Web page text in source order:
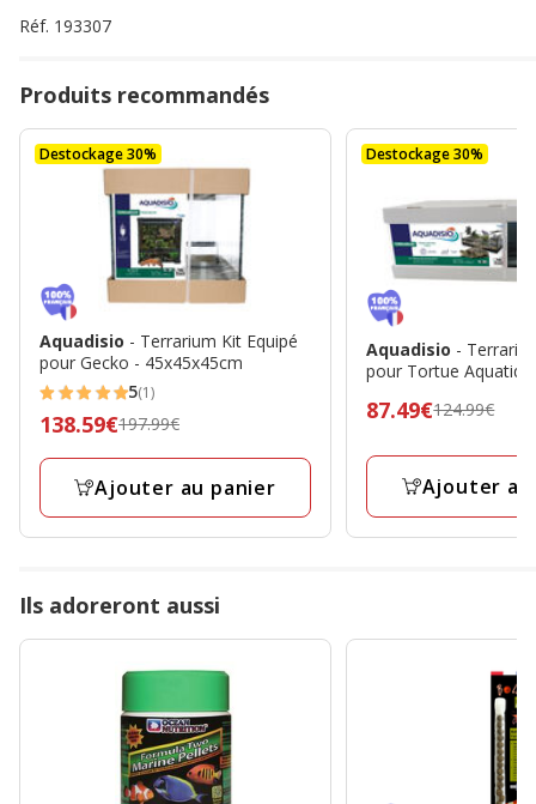
Réf. 193307
Produits recommandés
Destockage 30%
Aquadisio - Terrarium Kit Equipé
pour Gecko - 45x45x45cm
5
étoiles
avec
avis
5(1)
Prix
précédent
197.99€,
prix
final
138.59€197.99€
Ajouter au panier
Destockage 30%
Aquadisio -
pour Tortue
Prix
124.99€,
final
87.49€124.99€
Ajouter
Ils adoreront aussi